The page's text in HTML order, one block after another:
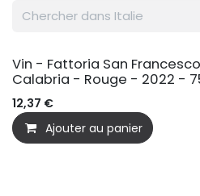
Vin - Fattoria San
Calabria - Rouge - 2022 -
12,37 €
Ajouter au panier